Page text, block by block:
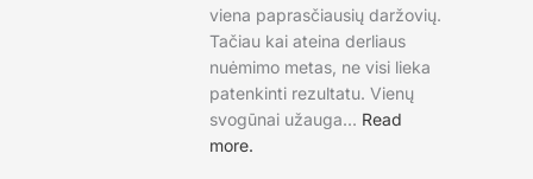
viena paprasčiausių daržovių.
Tačiau kai ateina derliaus
nuėmimo metas, ne visi lieka
patenkinti rezultatu. Vienų
svogūnai užauga... Read
more.